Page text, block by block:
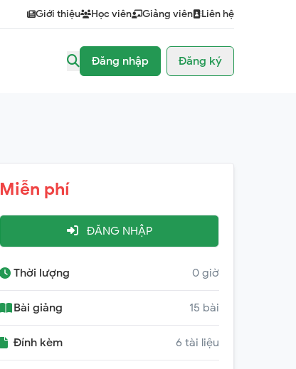
Giới thiệu Học viên Giảng viên Liên hệ
Đăng nhập Đăng ký
Miễn phí
ĐĂNG NHẬP
Thời lượng 0 giờ
Bài giảng 15 bài
Đính kèm 6 tài liệu